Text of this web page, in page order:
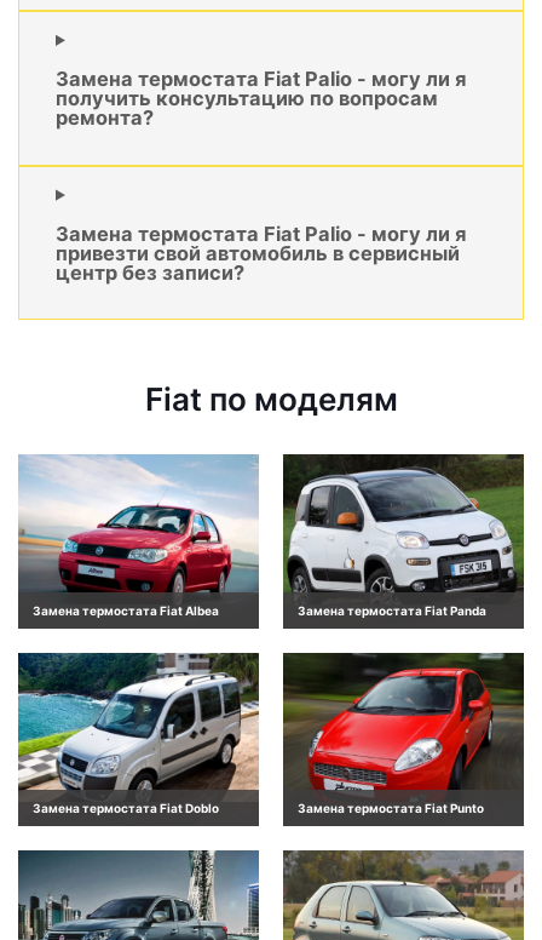
Замена термостата Fiat Palio - могу ли я
получить консультацию по вопросам
ремонта?
Замена термостата Fiat Palio - могу ли я
привезти свой автомобиль в сервисный
центр без записи?
Fiat по моделям
Замена термостата Fiat Albea Замена термостата Fiat Panda
Замена термостата Fiat Doblo Замена термостата Fiat Punto